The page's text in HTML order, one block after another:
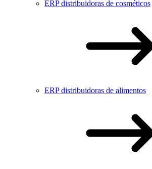
ERP distribuidoras de cosméticos
ERP distribuidoras de alimentos